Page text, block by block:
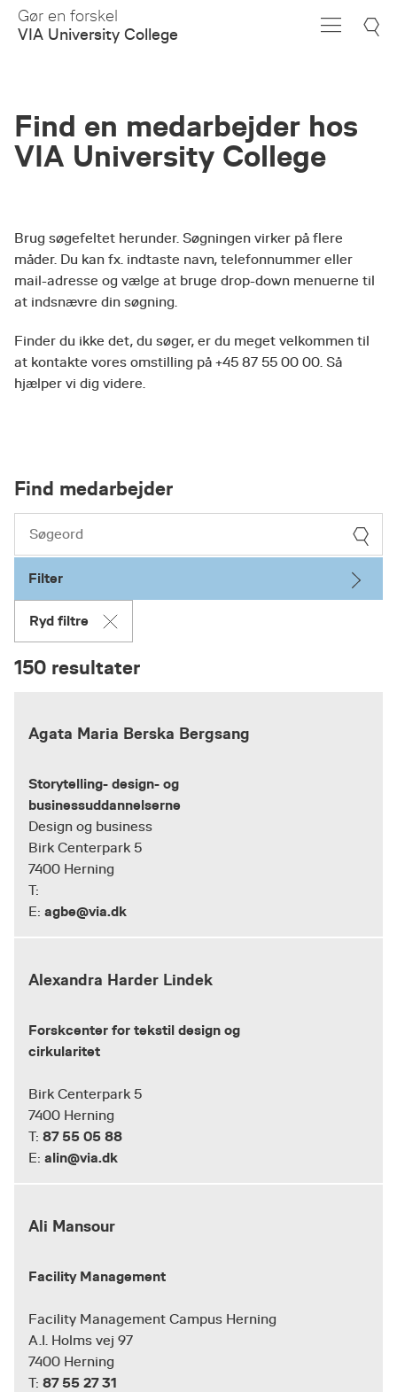
Skip
Main
Gør en forskel
VIA University College
Find en medarbejder hos
VIA University College
Brug søgefeltet herunder. Søgningen virker på flere
måder. Du kan fx. indtaste navn, telefonnummer eller
mail-adresse og vælge at bruge drop-down menuerne til
at indsnævre din søgning.
Finder du ikke det, du søger, er du meget velkommen til
at kontakte vores omstilling på +45 87 55 00 00. Så
hjælper vi dig videre.
Find medarbejder
Filter
Ryd filtre
150 resultater
Agata Maria Berska Bergsang
Storytelling- design- og
businessuddannelserne
Design og business
Birk Centerpark 5
7400 Herning
T:
E: agbe@via.dk
Alexandra Harder Lindek
Forskcenter for tekstil design og
cirkularitet
Birk Centerpark 5
7400 Herning
T: 87 55 05 88
E: alin@via.dk
Ali Mansour
Facility Management
Facility Management Campus Herning
A.I. Holms vej 97
7400 Herning
T: 87 55 27 31